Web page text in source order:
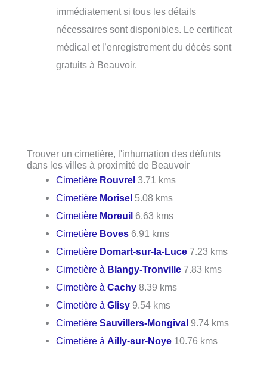
immédiatement si tous les détails
nécessaires sont disponibles. Le certificat
médical et l’enregistrement du décès sont
gratuits à Beauvoir.
Trouver un cimetière, l'inhumation des défunts
dans les villes à proximité de Beauvoir
Cimetière Rouvrel 3.71 kms
Cimetière Morisel 5.08 kms
Cimetière Moreuil 6.63 kms
Cimetière Boves 6.91 kms
Cimetière Domart-sur-la-Luce 7.23 kms
Cimetière à Blangy-Tronville 7.83 kms
Cimetière àCachy 8.39 kms
Cimetière àGlisy 9.54 kms
CimetièreSauvillers-Mongival 9.74 kms
Cimetière àAilly-sur-Noye 10.76 kms